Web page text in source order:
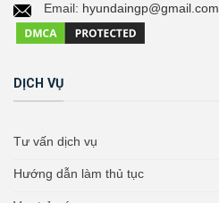
Email: hyundaingp@gmail.com
DỊCH VỤ
Tư vấn dịch vụ
Hướng dẫn làm thủ tục